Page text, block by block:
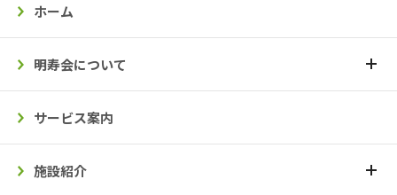
ホーム
明寿会について
サービス案内
施設紹介